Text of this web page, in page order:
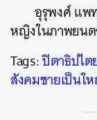
อุรุพงศ์ แพ
หญิงในภาพยนต
Tags:ปิตาธิปไต
สังคมชายเป็นใ